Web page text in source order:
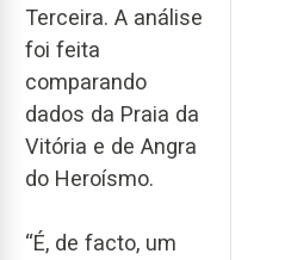
Terceira. A análise
foi feita
comparando
dados da Praia da
Vitória e de Angra
do Heroísmo.
“É, de facto, um